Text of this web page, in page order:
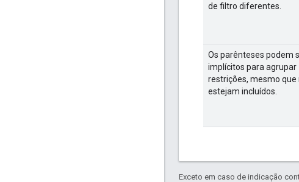
de filtro diferentes.
Os parênteses podem
implícitos para agrupar
restrições, mesmo que
estejam incluídos.
Exceto em caso de indicação